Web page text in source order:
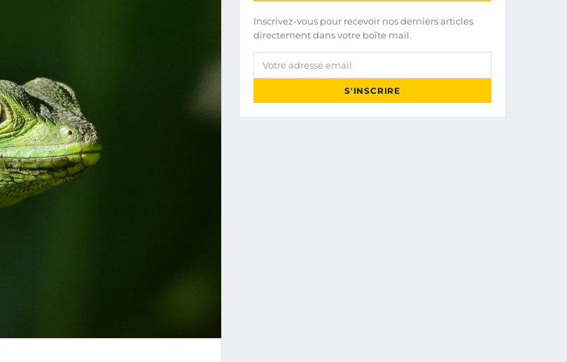
Inscrivez-vous pour recevoir nos derniers articles
directement dans votre boîte mail.
Votre adresse email
S'INSCRIRE